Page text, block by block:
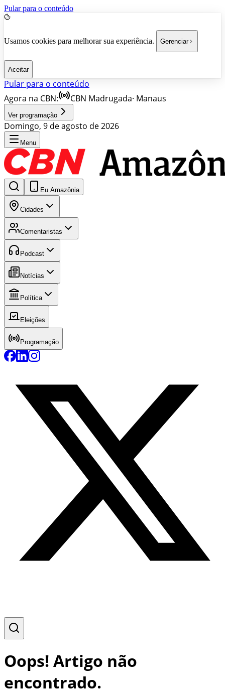
Pular para o conteúdo
Usamos cookies para melhorar sua experiência. Gerenciar
Aceitar
Pular para o conteúdo
Agora na CBN:
CBN Madrugada· Manaus
Ver programação
Domingo, 9 de agosto de 2026
Menu
Eu Amazônia
Cidades
Comentaristas
Podcast
Notícias
Política
Eleições
Programação
Oops! Artigo não
encontrado.